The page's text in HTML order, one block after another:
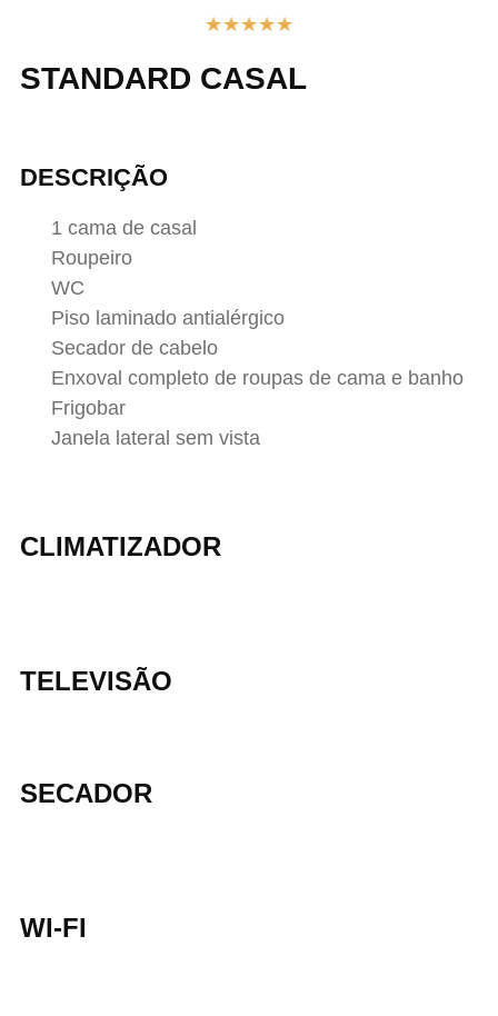
★★★★★
STANDARD CASAL
DESCRIÇÃO
1 cama de casal
Roupeiro
WC
Piso laminado antialérgico
Secador de cabelo
Enxoval completo de roupas de cama e banho
Frigobar
Janela lateral sem vista
CLIMATIZADOR
TELEVISÃO
SECADOR
WI-FI